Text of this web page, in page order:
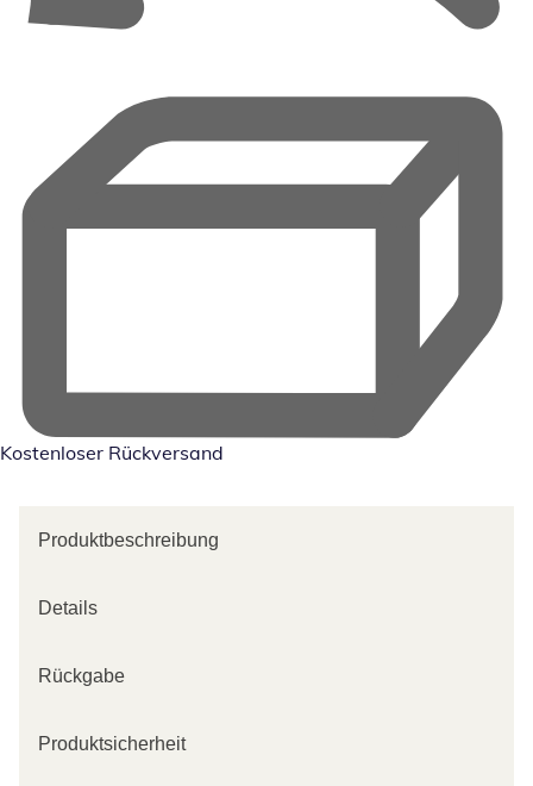
Kostenloser Rückversand
Produktbeschreibung
Details
Rückgabe
Produktsicherheit